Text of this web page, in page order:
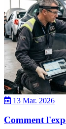
13 Mar. 2026
Comment